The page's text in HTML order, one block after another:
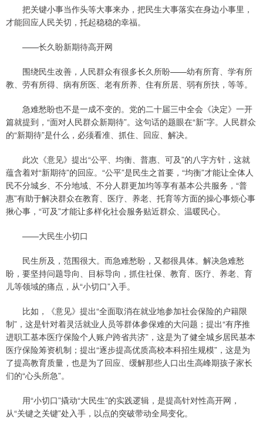
把关键小事当作头等大事来办，把民生大事落实在身边小事里，
才能回应人民关切，托起稳稳的幸福。
——长久盼新期待高开网
围绕民生改善，人民群众有很多长久所盼——幼有所育、学有所
教、劳有所得、病有所医、老有所养、住有所居、弱有所扶，等等。
急难愁盼也不是一成不变的。党的二十届三中全会《决定》一开
篇就提到，“面对人民群众新期待”。这句话的题眼在“新”字。人民群众
的“新期待”是什么，必须看准、抓住、回应、解决。
此次《意见》提出“公平、均衡、普惠、可及”的八字方针，这就
蕴含着对“新期待”的回应。“公平”是民生之首要，“均衡”才能让全体人
民不分城乡、不分地域、不分人群更加均等享有基本公共服务，“普
惠”有助于解决群众在教育、医疗、养老、托育等方面的操心事烦心事
揪心事，“可及”才能让多样化社会服务贴近群众、温暖民心。
——大民生小切口
民生所及，范围很大。而急难愁盼，又都很具体。解决急难愁
盼，要坚持问题导向、目标导向，抓住社保、教育、医疗、养老、育
儿等领域的痛点，从“小切口”入手。
比如，《意见》提出“全面取消在就业地参加社会保险的户籍限
制”，这是针对着灵活就业人员等群体参保难的大问题；提出“有序推
进职工基本医疗保险个人账户跨省共济”，这是为了健全城乡居民基本
医疗保险筹资机制；提出“逐步提高优质高校本科招生规模”，这是为
了提高教育质量，也是为了回应、缓解那些人口出生高峰期孩子家长
们的“心头所急”。
用“小切口”撬动“大民生”的实践逻辑，是提高针对性高开网，
从“关键之关键”处入手，以点的突破带动全局变化。